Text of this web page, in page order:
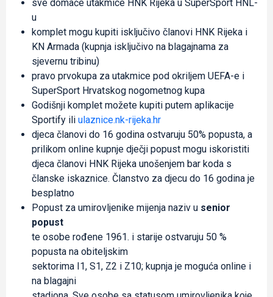
sve domaće utakmice HNK Rijeka u SuperSport HNL-
u
komplet mogu kupiti isključivo članovi HNK Rijeka i
KN Armada (kupnja isključivo na blagajnama za
sjevernu tribinu)
pravo prvokupa za utakmice pod okriljem UEFA-e i
SuperSport Hrvatskog nogometnog kupa
Godišnji komplet možete kupiti putem aplikacije
Sportify ili ulaznice.nk-rijeka.hr
djeca članovi do 16 godina ostvaruju 50% popusta, a
prilikom online kupnje dječji popust mogu iskoristiti
djeca članovi HNK Rijeka unošenjem bar koda s
članske iskaznice. Članstvo za djecu do 16 godina je
besplatno
Popust za umirovljenike mijenja naziv u senior
popust
te osobe rođene 1961. i starije ostvaruju 50 %
popusta na obiteljskim
sektorima I1, S1, Z2 i Z10; kupnja je moguća online i
na blagajni